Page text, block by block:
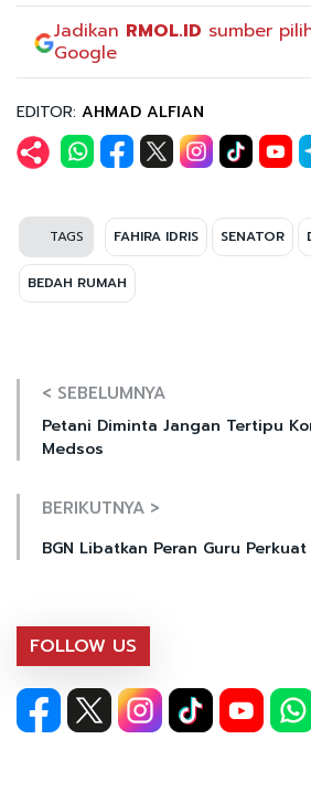
Jadikan RMOL.ID sumber
Google
EDITOR: AHMAD ALFIAN
TAGS FAHIRA IDRIS SENATOR
BEDAH RUMAH
< SEBELUMNYA
Petani Diminta Jangan Tertipu
Medsos
BERIKUTNYA >
BGN Libatkan Peran Guru
FOLLOW US